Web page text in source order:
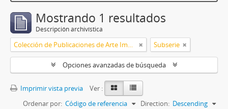
Mostrando 1 resultados
Descripción archivística
Colección de Publicaciones de Arte Impreso Subserie
Opciones avanzadas de búsqueda
Imprimir vista previa
Ver :
Ordenar por: Código de referencia Direction: Descending